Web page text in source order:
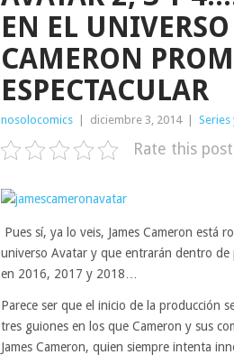
EN EL
CAMERON
ESPECTACULAR
nosolocomics diciembre 3, 2014 Series
Rate this post
Pues sí, ya lo veis, James Cameron está
universo Avatar y que entrarán dentro de
en 2016, 2017 y 2018…
Parece ser que el inicio de la producción
tres guiones en los que Cameron y sus
James Cameron, quien siempre intenta